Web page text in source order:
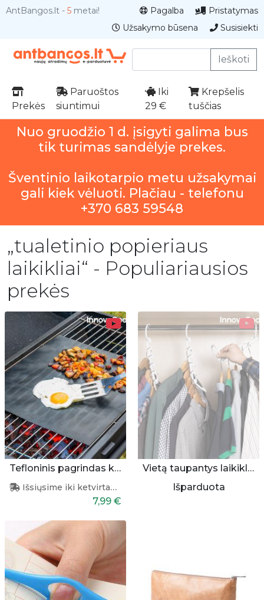
AntBangos.lt - 5 metai! Pagalba
Pristatymas
Užsakymo būsena
Susisiekti
Ieškoti
Prekės
Paruoštos
siuntimui
Iki
29 €
Krepšelis
tuščias
Nuo gruodžio 1 d. įsigyti galima bus
tik turimas sandėlyje prekes.
Šventinio laikotarpio metu užsakymai
gali kiek vėluoti. Plačiau - telefonu
+370 683 59548
„tualetinio popieriaus
laikikliai“ - Populiariausios
prekės
Tefloninis pagrindas kepimui
Išsiųsime iki ketvirtadienio
7,99 €
Vietą taupantys laikikliai pakaboms
Išparduota